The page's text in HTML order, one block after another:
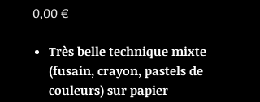
0,00 €Prix
Très belle technique mixte
(fusain, crayon, pastels de
couleurs) sur papier